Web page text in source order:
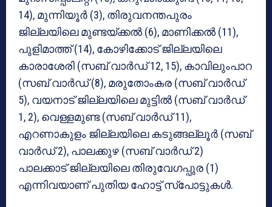
14), മുന്നിയൂര്‍ (3), തിരുവനന്തപുരം
ജില്ലയിലെ മുണ്ടയ്ക്കല്‍ (6), മാണിക്കല്‍ (11),
പുളിമാത്ത് (14), കോഴിക്കോട് ജില്ലയിലെ
കാരാശേരി (സബ് വാര്‍ഡ് 12, 15), കാവിലുംപാറ
(സബ് വാര്‍ഡ് (8), മരുതോംകര (സബ് വാര്‍ഡ്
5), വയനാട് ജില്ലയിലെ മുട്ടില്‍ (സബ് വാര്‍ഡ്
1, 2), വെള്ളമുണ്ട (സബ് വാര്‍ഡ് 11),
എറണാകുളം ജില്ലയിലെ കടുങ്ങല്ലൂര്‍ (സബ്
വാര്‍ഡ് 2), പാലക്കുഴ (സബ് വാര്‍ഡ് 2)
പാലക്കാട് ജില്ലയിലെ തിരുവേഗപ്പുര (1)
എന്നിവയാണ് പുതിയ ഹോട്ട് സ്‌പോട്ടുകള്‍.